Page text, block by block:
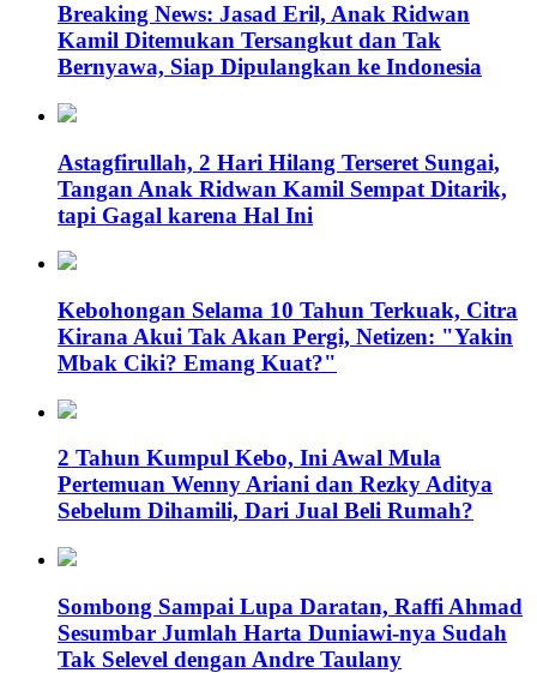
Breaking News: Jasad Eril, Anak Ridwan
Kamil Ditemukan Tersangkut dan Tak
Bernyawa, Siap Dipulangkan ke Indonesia
Astagfirullah, 2 Hari Hilang Terseret Sungai,
Tangan Anak Ridwan Kamil Sempat Ditarik,
tapi Gagal karena Hal Ini
Kebohongan Selama 10 Tahun Terkuak, Citra
Kirana Akui Tak Akan Pergi, Netizen: "Yakin
Mbak Ciki? Emang Kuat?"
2 Tahun Kumpul Kebo, Ini Awal Mula
Pertemuan Wenny Ariani dan Rezky Aditya
Sebelum Dihamili, Dari Jual Beli Rumah?
Sombong Sampai Lupa Daratan, Raffi Ahmad
Sesumbar Jumlah Harta Duniawi-nya Sudah
Tak Selevel dengan Andre Taulany